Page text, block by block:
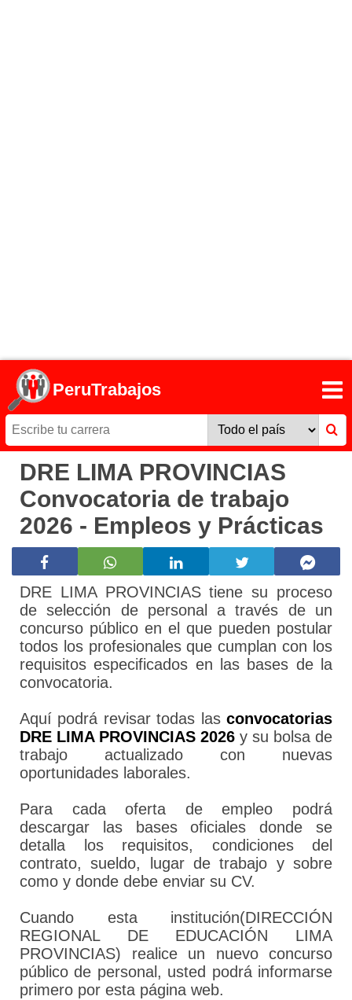
PeruTrabajos
DRE LIMA PROVINCIAS
Convocatoria de trabajo
2026 - Empleos y Prácticas
DRE LIMA PROVINCIAS tiene su proceso
de selección de personal a través de un
concurso público en el que pueden postular
todos los profesionales que cumplan con los
requisitos especificados en las bases de la
convocatoria.
Aquí podrá revisar todas las convocatorias
DRE LIMA PROVINCIAS 2026 y su bolsa de
trabajo actualizado con nuevas
oportunidades laborales.
Para cada oferta de empleo podrá
descargar las bases oficiales donde se
detalla los requisitos, condiciones del
contrato, sueldo, lugar de trabajo y sobre
como y donde debe enviar su CV.
Cuando esta institución(DIRECCIÓN
REGIONAL DE EDUCACIÓN LIMA
PROVINCIAS) realice un nuevo concurso
público de personal, usted podrá informarse
primero por esta página web.